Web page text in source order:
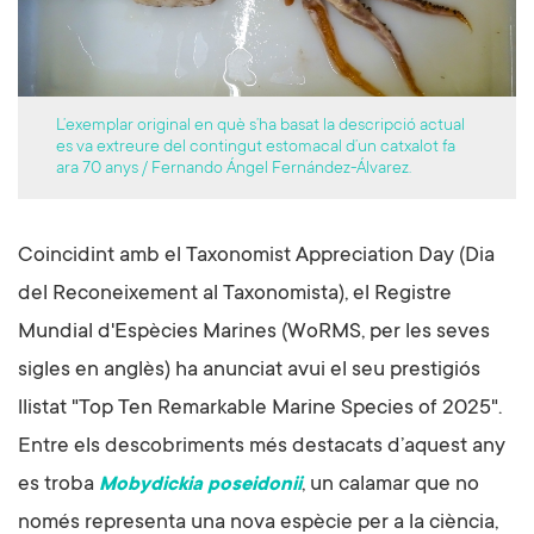
L’exemplar original en què s’ha basat la descripció actual
es va extreure del contingut estomacal d’un catxalot fa
ara 70 anys / Fernando Ángel Fernández-Álvarez.
Coincidint amb el Taxonomist Appreciation Day (Dia
del Reconeixement al Taxonomista), el Registre
Mundial d'Espècies Marines (WoRMS, per les seves
sigles en anglès) ha anunciat avui el seu prestigiós
llistat "Top Ten Remarkable Marine Species of 2025".
Entre els descobriments més destacats d’aquest any
es troba Mobydickia poseidonii, un calamar que no
només representa una nova espècie per a la ciència,